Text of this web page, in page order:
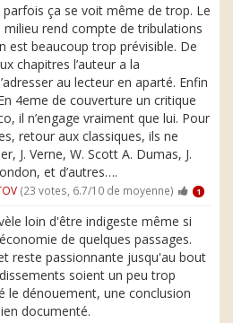
ça se voit même de trop. Le
rend compte de tribulations
est beaucoup trop prévisible. De
chapitres l’auteur a la
au lecteur en aparté. Enfin
4eme de couverture un critique
il n’engage vraiment que lui. Pour
retour aux classiques, ils ne
J. Verne, W. Scott A. Dumas, J.
et d’autres….
(23 votes, 6.7/10 de moyenne) 1
loin d'être indigeste même si
de quelques passages.
reste passionnante jusqu'au bout
soient un peu trop
le dénouement, une conclusion
documenté.